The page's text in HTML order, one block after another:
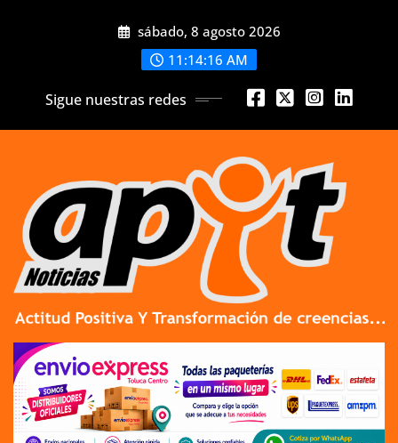
sábado, 8 agosto 2026
11:14:17 AM
Sigue nuestras redes